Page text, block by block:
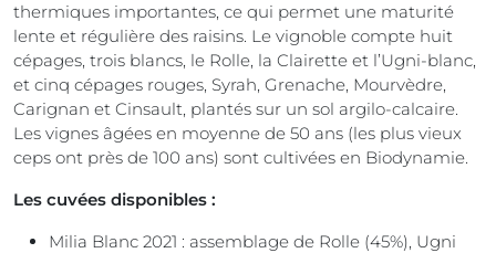
thermiques importantes, ce qui permet une maturité
lente et régulière des raisins. Le vignoble compte huit
cépages, trois blancs, le Rolle, la Clairette et l’Ugni-blanc,
et cinq cépages rouges, Syrah, Grenache, Mourvèdre,
Carignan et Cinsault, plantés sur un sol argilo-calcaire.
Les vignes âgées en moyenne de 50 ans (les plus vieux
ceps ont près de 100 ans) sont cultivées en Biodynamie.
Les cuvées disponibles :
Milia Blanc 2021 : assemblage de Rolle (45%), Ugni